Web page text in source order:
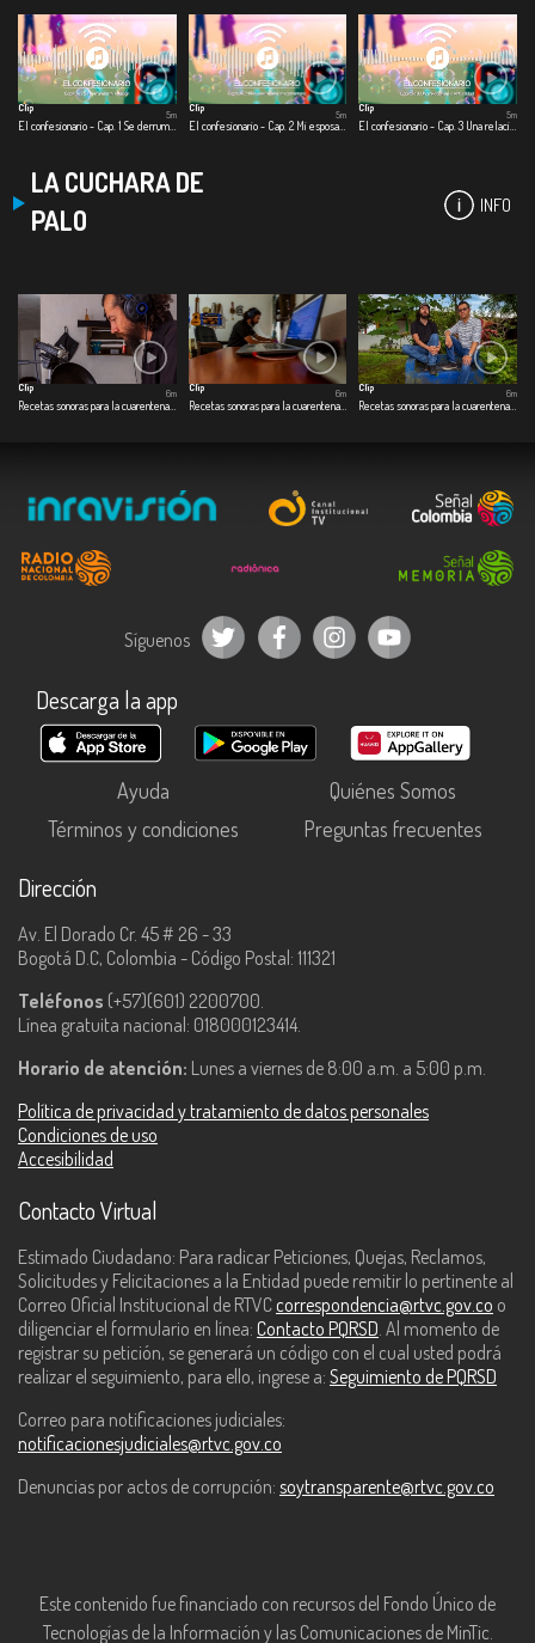
Clip
5m
Clip
El confesionario - Cap. 2 Mi esposa muere en cuarentena
5m
Clip
5m
LA CUCHARA DE
PALO
INFO
Clip
6m
Clip
Recetas sonoras para la cuarentena - Cap. 2 Dulce de ahuyama
6m
Clip
6m
Síguenos
Descarga la app
Ayuda
Quiénes Somos
Términos y condiciones
Preguntas frecuentes
Dirección
Av. El Dorado Cr. 45 # 26 - 33
Bogotá D.C, Colombia - Código Postal: 111321
Teléfonos (+57)(601) 2200700.
Línea gratuita nacional: 018000123414.
Horario de atención: Lunes a viernes de 8:00 a.m. a 5:00 p.m.
Política de privacidad y tratamiento de datos personales
Condiciones de uso
Accesibilidad
Contacto Virtual
Estimado Ciudadano: Para radicar Peticiones, Quejas, Reclamos,
Solicitudes y Felicitaciones a la Entidad puede remitir lo pertinente al
Correo Oficial Institucional de RTVC correspondencia@rtvc.gov.co o
diligenciar el formulario en línea: Contacto PQRSD . Al momento de
registrar su petición, se generará un código con el cual usted podrá
realizar el seguimiento, para ello, ingrese a: Seguimiento de PQRSD
Correo para notificaciones judiciales:
notificacionesjudiciales@rtvc.gov.co
Denuncias por actos de corrupción: soytransparente@rtvc.gov.co
Este contenido fue financiado con recursos del Fondo Único de
Tecnologías de la Información y las Comunicaciones de MinTic.